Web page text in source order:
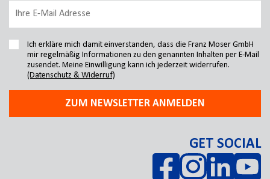
Ich erkläre mich damit einverstanden, dass die Franz Moser GmbH
mir regelmäßig Informationen zu den genannten Inhalten per E-Mail
zusendet. Meine Einwilligung kann ich jederzeit widerrufen.
(Datenschutz & Widerruf)
ZUM NEWSLETTER ANMELDEN
GET SOCIAL